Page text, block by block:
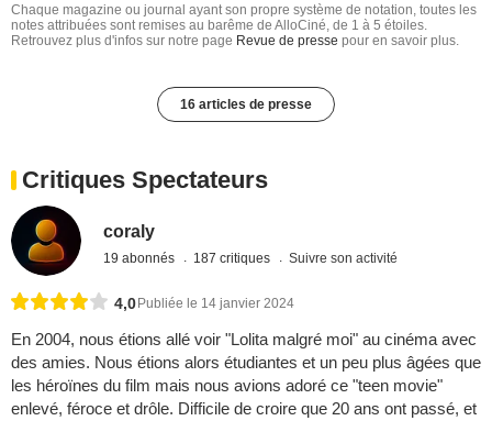
Chaque magazine ou journal ayant son propre système de notation, toutes les
notes attribuées sont remises au barême de AlloCiné, de 1 à 5 étoiles.
Retrouvez plus d'infos sur notre page Revue de presse pour en savoir plus.
16 articles de presse
Critiques Spectateurs
coraly
19 abonnés 187 critiques Suivre son activité
4,0 Publiée le 14 janvier 2024
En 2004, nous étions allé voir "Lolita malgré moi" au cinéma avec
des amies. Nous étions alors étudiantes et un peu plus âgées que
les héroïnes du film mais nous avions adoré ce "teen movie"
enlevé, féroce et drôle. Difficile de croire que 20 ans ont passé, et